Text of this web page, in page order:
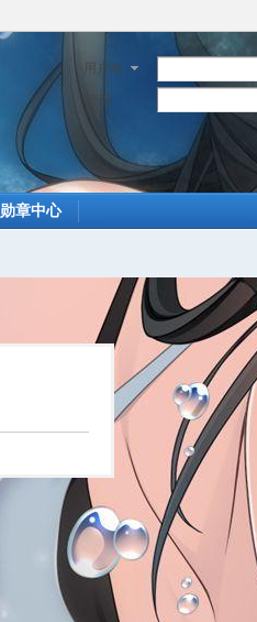
用户名
密码
勋章中心